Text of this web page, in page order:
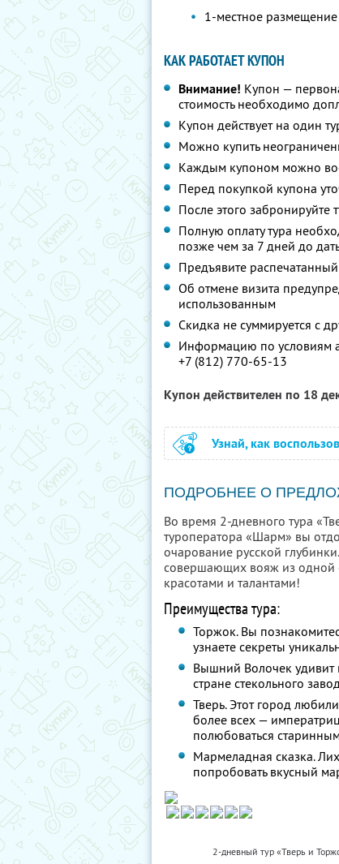
1-местное
КАК РАБОТАЕТ КУПОН
Внимание! Купон —
стоимость необходимо
Купон действует на один
Можно купить
Каждым купоном можно
Перед покупкой купона
После этого
Полную оплату тура
позже чем за 7 дней до
Предъявите
Об отмене визита
использованным
Скидка не суммируется с
Информацию по условиям
+7 (812) 770-65-13
Купон действителен по 18
Узнай, как
ПОДРОБНЕЕ О
Во время 2-дневного тура
туроператора «Шарм» вы
очарование русской
совершающих вояж из одной
красотами и талантами!
Преимущества тура:
Торжок. Вы
узнаете секреты
Вышний Волочек удивит
стране стекольного
Тверь. Этот город
более всех —
полюбоваться
Мармеладная сказка.
попробовать вкусный
2-дневный тур «Тверь и